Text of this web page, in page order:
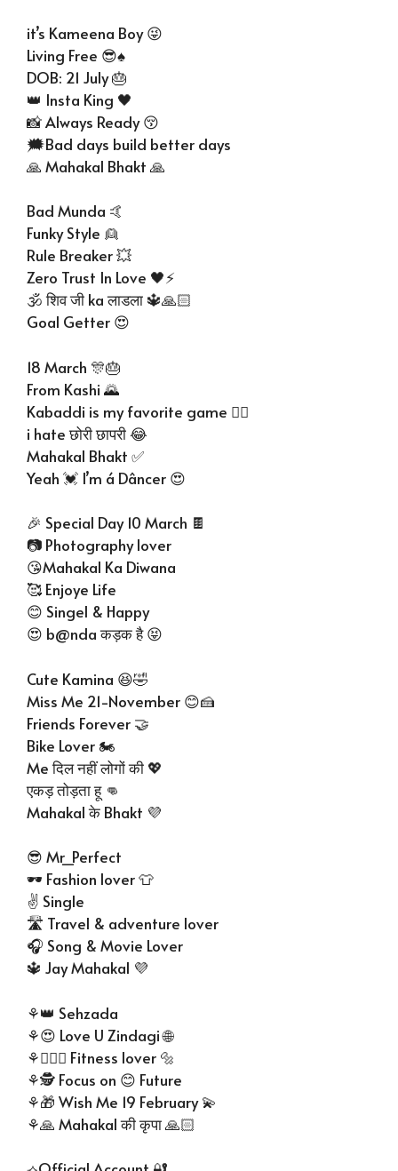
it’s Kameena Boy 😜
Living Free 😎♠
DOB: 21 July 🎂
👑 Insta King 🖤
📸 Always Ready 😚
🗯Bad days build better days
🙏 Mahakal Bhakt 🙏
Bad Munda 🤙
Funky Style 👱
Rule Breaker 💥
Zero Trust In Love 🖤⚡
🕉 शिव जी ka लाडला 🔱🙏🏻
Goal Getter 😍
18 March 🎊🎂
From Kashi 🌄
Kabaddi is my favorite game 🤼‍♂
i hate छोरी छापरी 😂
Mahakal Bhakt ✅
Yeah 💓 I’m á Dâncer 😍
🎉 Special Day 10 March 🍫
📷 Photography lover
😘Mahakal Ka Diwana
🥰 Enjoye Life
😊 Singel & Happy
😍 b@nda कड़क है 😝
Cute Kamina 😆🤣
Miss Me 21-November 😊🍰
Friends Forever 🤝
Bike Lover 🏍
Me दिल नहीं लोगों की 💖
एकड़ तोड़ता हू 👊
Mahakal के Bhakt 💜
😎 Mr_Perfect
🕶 Fashion lover 👕
✌ Single
🛣 Travel & adventure lover
🎧 Song & Movie Lover
🔱 Jay Mahakal 💜
⚘👑 Sehzada
⚘😍 Love U Zindagi 🌐
⚘🏋🏻‍♂ Fitness lover 🔩
⚘🕵 Focus on 😊 Future
⚘🎁 Wish Me 19 February 💫
⚘🙏 Mahakal की कृपा 🙏🏻